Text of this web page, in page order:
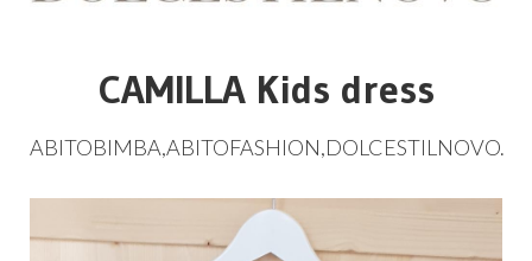
CAMILLA Kids dress
ABITOBIMBA,ABITOFASHION,DOLCESTILNOVO.